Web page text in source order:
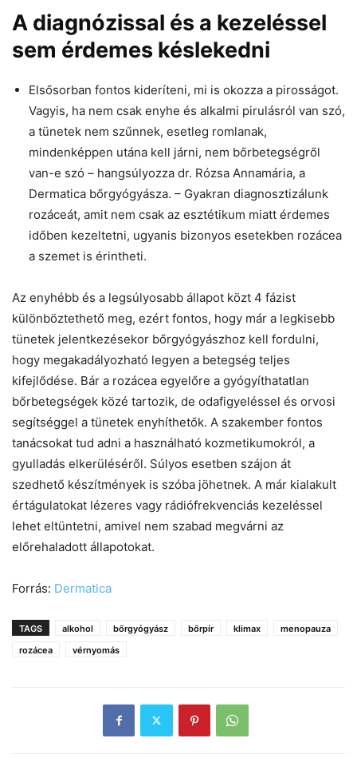
A diagnózissal és a kezeléssel
sem érdemes késlekedni
Elsősorban fontos kideríteni, mi is okozza a pirosságot.
Vagyis, ha nem csak enyhe és alkalmi pirulásról van szó,
a tünetek nem szűnnek, esetleg romlanak,
mindenképpen utána kell járni, nem bőrbetegségről
van-e szó – hangsúlyozza dr. Rózsa Annamária, a
Dermatica bőrgyógyásza. – Gyakran diagnosztizálunk
rozáceát, amit nem csak az esztétikum miatt érdemes
időben kezeltetni, ugyanis bizonyos esetekben rozácea
a szemet is érintheti.
Az enyhébb és a legsúlyosabb állapot közt 4 fázist
különböztethető meg, ezért fontos, hogy már a legkisebb
tünetek jelentkezésekor bőrgyógyászhoz kell fordulni,
hogy megakadályozható legyen a betegség teljes
kifejlődése. Bár a rozácea egyelőre a gyógyíthatatlan
bőrbetegségek közé tartozik, de odafigyeléssel és orvosi
segítséggel a tünetek enyhíthetők. A szakember fontos
tanácsokat tud adni a használható kozmetikumokról, a
gyulladás elkerüléséről. Súlyos esetben szájon át
szedhető készítmények is szóba jöhetnek. A már kialakult
értágulatokat lézeres vagy rádiófrekvenciás kezeléssel
lehet eltüntetni, amivel nem szabad megvárni az
előrehaladott állapotokat.
Forrás: Dermatica
TAGS alkohol bőrgyógyász bőrpír klimax
menopauza
rozácea
vérnyomás